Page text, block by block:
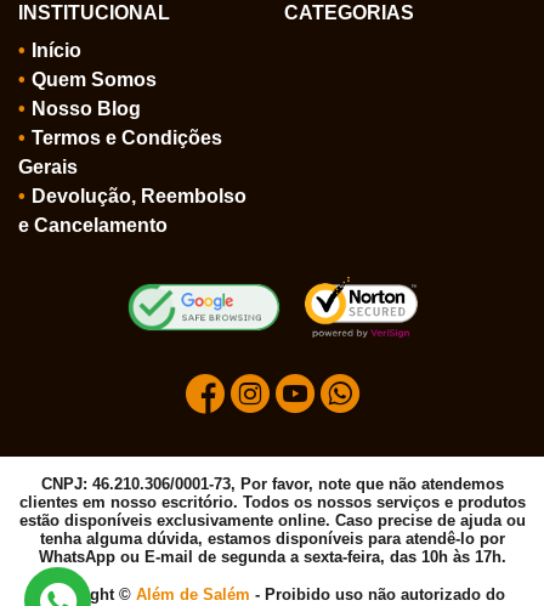
INSTITUCIONAL
Início
Quem Somos
Nosso Blog
Termos e Condições
Gerais
Devolução, Reembolso
e Cancelamento
CATEGORIAS
CNPJ: 46.210.306/0001-73, Por favor, note que não atendemos
clientes em nosso escritório. Todos os nossos serviços e produtos
estão disponíveis exclusivamente online. Caso precise de ajuda ou
tenha alguma dúvida, estamos disponíveis para atendê-lo por
WhatsApp ou E-mail de segunda a sexta-feira, das 10h às 17h.
Copyright © Além de Salém - Proibido uso não autorizado do